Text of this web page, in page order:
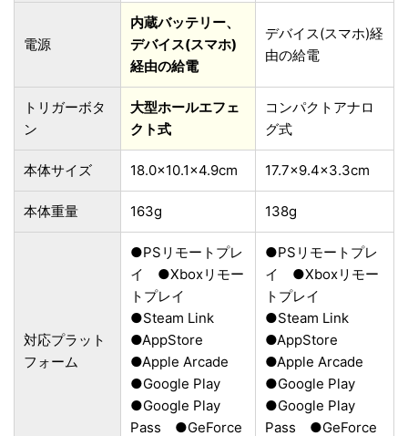
電源
内蔵バッテリー、
デバイス(スマホ)
経由の給電
デバイス(スマホ)経
由の給電
トリガーボタ
ン
大型ホールエフェ
クト式
コンパクトアナロ
グ式
本体サイズ 18.0×10.1×4.9cm 17.7×9.4×3.3cm
本体重量 163g 138g
対応プラット
フォーム
●PSリモートプレ
イ ●Xboxリモー
トプレイ
●Steam Link
●AppStore
●Apple Arcade
●Google Play
●Google Play
Pass ●GeForce
●PSリモートプレ
イ ●Xboxリモー
トプレイ
●Steam Link
●AppStore
●Apple Arcade
●Google Play
●Google Play
Pass ●GeForce